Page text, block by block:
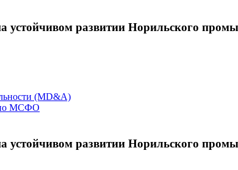
устойчивом развитии Норильского
(MD&A)
по МСФО
устойчивом развитии Норильского